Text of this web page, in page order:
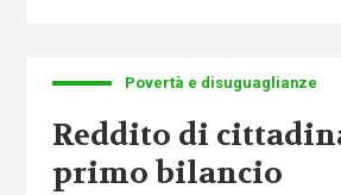
Povertà e disuguaglianze
Reddito di
primo bilancio